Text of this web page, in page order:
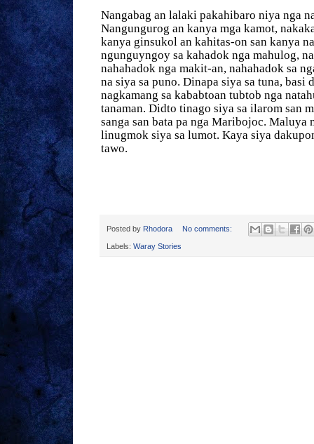
Nangabag an lalaki pakahibaro niya nga
Nangungurog an kanya mga kamot,
kanya ginsukol an kahitas-on san kanya
ngunguyngoy sa kahadok nga mahulog,
nahahadok nga makit-an, nahahadok sa
na siya sa puno. Dinapa siya sa tuna, basi
nagkamang sa kababtoan tubtob nga
tanaman. Didto tinago siya sa ilarom san
sanga san bata pa nga Maribojoc. Maluya
linugmok siya sa lumot. Kaya siya
tawo.
Posted by Rhodora No comments:
Labels: Waray Stories